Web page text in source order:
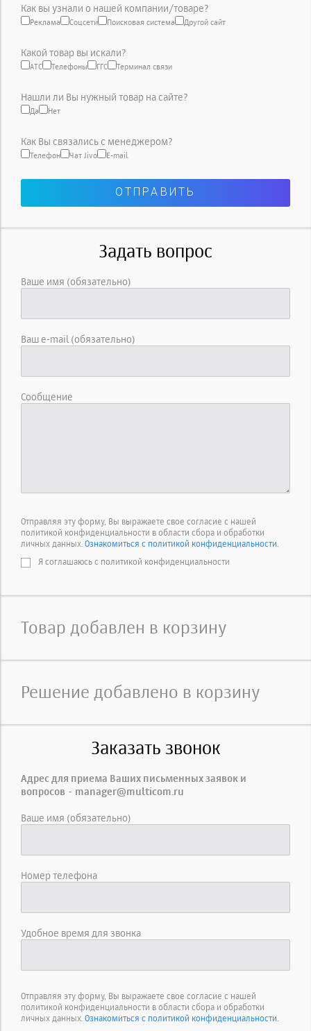
Как вы узнали о нашей компании/товаре?
Реклама Соцсети Поисковая система Другой сайт
Какой товар вы искали?
АТС Телефоны ГГС Терминал связи
Нашли ли Вы нужный товар на сайте?
Да Нет
Как Вы связались с менеджером?
Телефон Чат Jivo E-mail
Задать вопрос
Ваше имя (обязательно)
Ваш e-mail (обязательно)
Сообщение
Отправляя эту форму, Вы выражаете свое согласие с нашей
политикой конфиденциальности в области сбора и обработки
личных данных. Ознакомиться с политикой конфиденциальности.
Я соглашаюсь с политикой конфиденциальности
Товар добавлен в корзину
Решение добавлено в корзину
Заказать звонок
Адрес для приема Ваших письменных заявок и
вопросов - manager@multicom.ru
Ваше имя (обязательно)
Номер телефона
Удобное время для звонка
Отправляя эту форму, Вы выражаете свое согласие с нашей
политикой конфиденциальности в области сбора и обработки
личных данных. Ознакомиться с политикой конфиденциальности.